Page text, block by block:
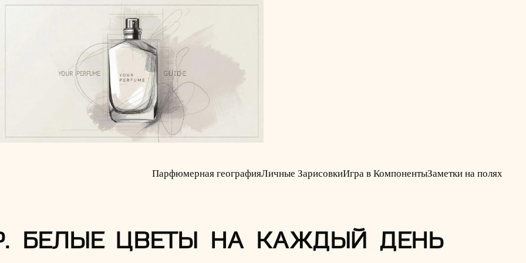
Парфюмерная географияЛичные ЗарисовкиИгра в КомпонентыЗаметки на полях
БЕЛЫЕ ЦВЕТЫ НА КАЖДЫЙ ДЕНЬ